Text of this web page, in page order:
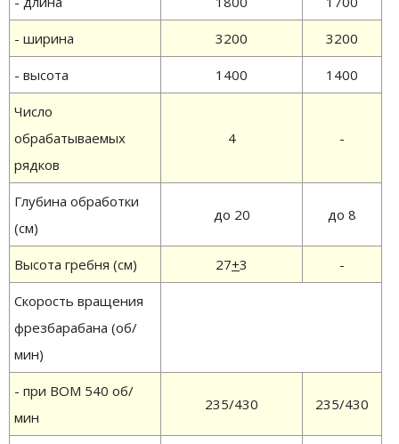
- ширина 3200 3200
- высота 1400 1400
Число
обрабатываемых
рядков
4 -
Глубина обработки
(см)
до 20 до 8
Высота гребня (см) 27+3 -
Скорость вращения
фрезбарабана (об/
мин)
- при ВОМ 540 об/
мин
235/430 235/430